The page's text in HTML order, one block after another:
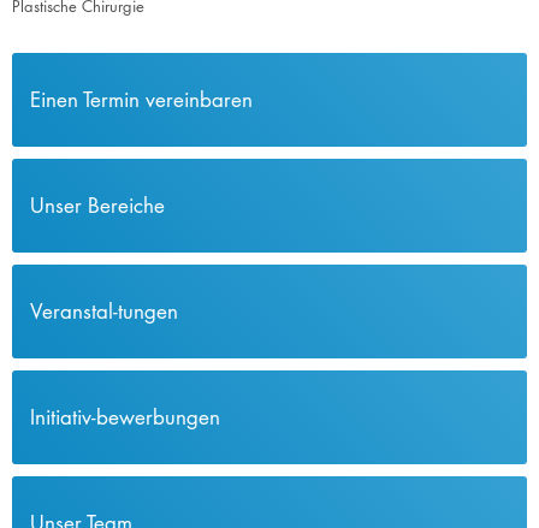
Plastische Chirurgie
Einen Termin vereinbaren
Unser Bereiche
Veranstal-tungen
Initiativ-bewerbungen